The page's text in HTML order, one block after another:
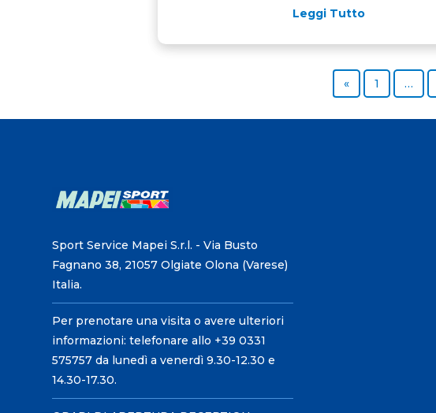
Leggi Tutto
«Previous page
Page
1 …
Sport Service Mapei S.r.l. - Via Busto
Fagnano 38, 21057 Olgiate Olona (Varese)
Italia.
Per prenotare una visita o avere ulteriori
informazioni: telefonare allo +39 0331
575757 da lunedì a venerdì 9.30-12.30 e
14.30-17.30.